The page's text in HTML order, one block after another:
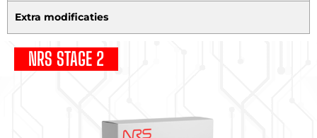
Extra modificaties
NRS STAGE 2